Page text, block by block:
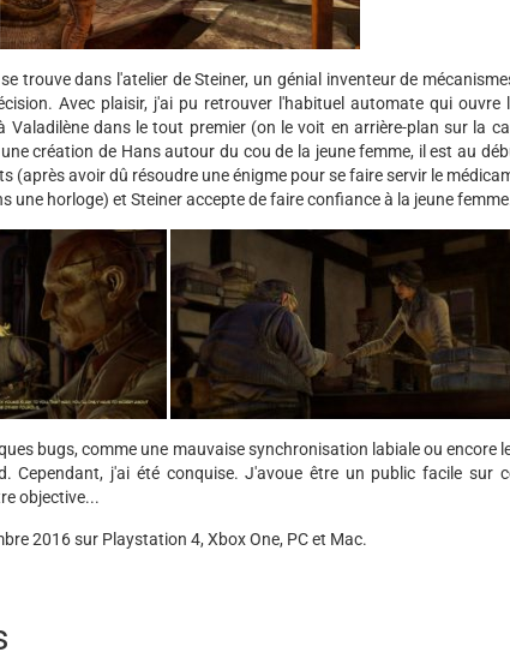
trouve dans l'atelier de Steiner, un génial inventeur de
Avec plaisir, j'ai pu retrouver l'habituel automate qui ouvre
Valadilène dans le tout premier (on le voit en arrière-plan sur la
création de Hans autour du cou de la jeune femme, il est au
(après avoir dû résoudre une énigme pour se faire servir le
une horloge) et Steiner accepte de faire confiance à la jeune
bugs, comme une mauvaise synchronisation labiale ou encore
Cependant, j'ai été conquise. J'avoue être un public facile sur
objective...
2016 sur Playstation 4, Xbox One, PC et Mac.